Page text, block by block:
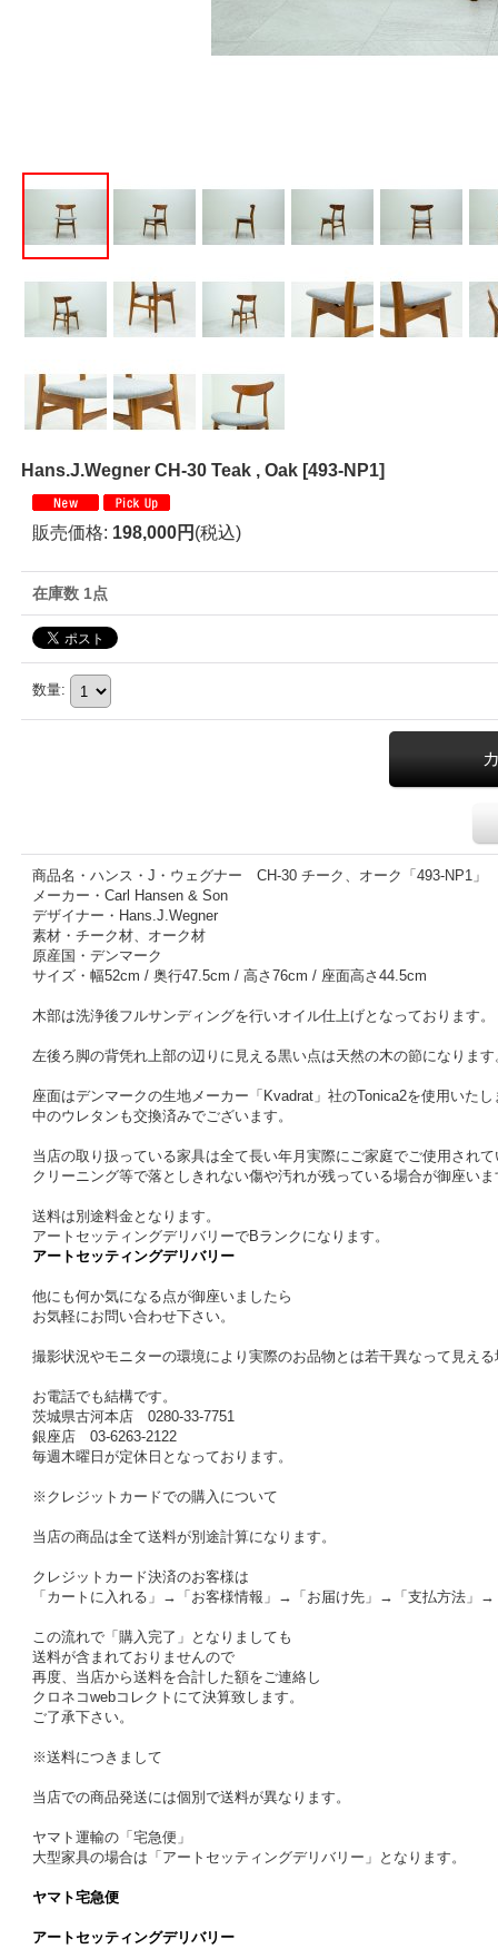
Hans.J.Wegner CH-30 Teak , Oak [493-NP1]
販売価格: 198,000円 (税込)
在庫数 1点
数量:
商品名・ハンス・J・ウェグナー CH-30 チーク、オーク「493-NP1」
メーカー・Carl Hansen & Son
デザイナー・Hans.J.Wegner
素材・チーク材、オーク材
原産国・デンマーク
サイズ・幅52cm / 奥行47.5cm / 高さ76cm / 座面高さ44.5cm
木部は洗浄後フルサンディングを行いオイル仕上げとなっております。
左後ろ脚の背凭れ上部の辺りに見える黒い点は天然の木の節になります
座面はデンマークの生地メーカー「Kvadrat」社のTonica2を使用いたし
中のウレタンも交換済みでございます。
当店の取り扱っている家具は全て長い年月実際にご家庭でご使用され
クリーニング等で落としきれない傷や汚れが残っている場合が御座い
送料は別途料金となります。
アートセッティングデリバリーでBランクになります。
アートセッティングデリバリー
他にも何か気になる点が御座いましたら
お気軽にお問い合わせ下さい。
撮影状況やモニターの環境により実際のお品物とは若干異なって見え
お電話でも結構です。
茨城県古河本店 0280-33-7751
銀座店 03-6263-2122
毎週木曜日が定休日となっております。
※クレジットカードでの購入について
当店の商品は全て送料が別途計算になります。
クレジットカード決済のお客様は
「カートに入れる」→「お客様情報」→「お届け先」→「支払方法」
この流れで「購入完了」となりましても
送料が含まれておりませんので
再度、当店から送料を合計した額をご連絡し
クロネコwebコレクトにて決算致します。
ご了承下さい。
※送料につきまして
当店での商品発送には個別で送料が異なります。
ヤマト運輸の「宅急便」
大型家具の場合は「アートセッティングデリバリー」となります。
ヤマト宅急便
アートセッティングデリバリー